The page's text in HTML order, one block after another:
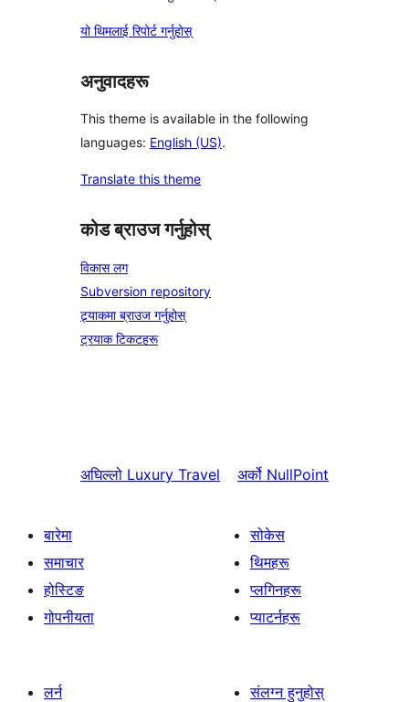
यो थिमलाई रिपोर्ट गर्नुहोस्
अनुवादहरू
This theme is available in the following
languages: English (US).
Translate this theme
कोड ब्राउज गर्नुहोस्
विकास लग
Subversion repository
ट्र्याकमा ब्राउज गर्नुहोस्
ट्रयाक टिकटहरू
अघिल्लो Luxury Travel अर्को NullPoint
बारेमा
समाचार
होस्टिङ
गोपनीयता
सोकेस
थिमहरू
प्लगिनहरू
प्याटर्नहरू
लर्न
संलग्न हुनुहोस्